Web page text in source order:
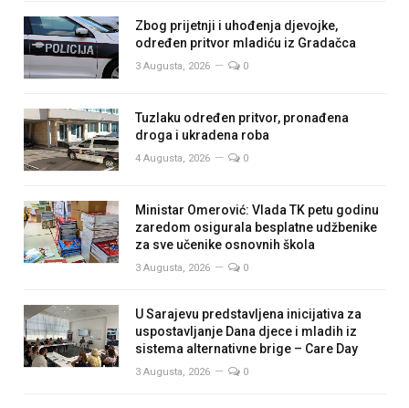
Zbog prijetnji i uhođenja djevojke,
određen pritvor mladiću iz Gradačca
3 Augusta, 2026 0
Tuzlaku određen pritvor, pronađena
droga i ukradena roba
4 Augusta, 2026 0
Ministar Omerović: Vlada TK petu godinu
zaredom osigurala besplatne udžbenike
za sve učenike osnovnih škola
3 Augusta, 2026 0
U Sarajevu predstavljena inicijativa za
uspostavljanje Dana djece i mladih iz
sistema alternativne brige – Care Day
3 Augusta, 2026 0